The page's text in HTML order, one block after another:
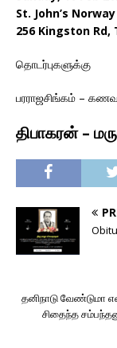
St. John’s
256 Kingston Rd,
தொடர்புகளுக்கு
பரராஜசிங்கம் –
திபாகரன் –
தனிநாடு வேண்டுமா
சிதைந்த